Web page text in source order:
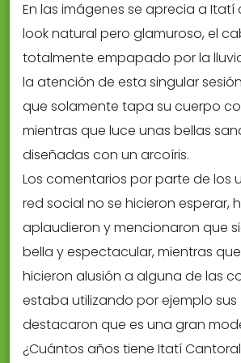
En las imágenes se aprecia a
look natural pero glamuroso, el
totalmente empapado por la
la atención de esta singular
que solamente tapa su cuerpo
mientras que luce unas bellas
diseñadas con un arcoíris.
Los comentarios por parte de los
red social no se hicieron esperar,
aplaudieron y mencionaron que
bella y espectacular, mientras
hicieron alusión a alguna de las
estaba utilizando por ejemplo
destacaron que es una gran
¿Cuántos años tiene Itatí